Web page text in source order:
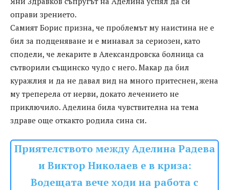
оправи зрението.
Самият Борис призна, че проблемът му наистина не е
бил за подценяване и е минавал за сериозен, като
сподели, че лекарите в Александровска болница са
сътворили същинско чудо с него. Макар да бил
куражлия и да не давал вид на много притеснен, жена
му треперела от нерви, докато лечението не
приключило. Аделина била чувствителна на тема
здраве още откакто родила сина си.
Приятелството между Аделина Радева
и Виктор Николаев е в криза:
Водещата вече ходи на работа с